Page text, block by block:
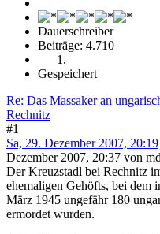
Dauerschreiber
Beiträge: 4.710
Gespeichert
Re: Das Massaker an
Rechnitz
#1
Sa, 29. Dezember 2007, 20:19
Dezember 2007, 20:37 von
Der Kreuzstadl bei Rechnitz
ehemaligen Gehöfts, bei dem
März 1945 ungefähr 180
ermordet wurden.